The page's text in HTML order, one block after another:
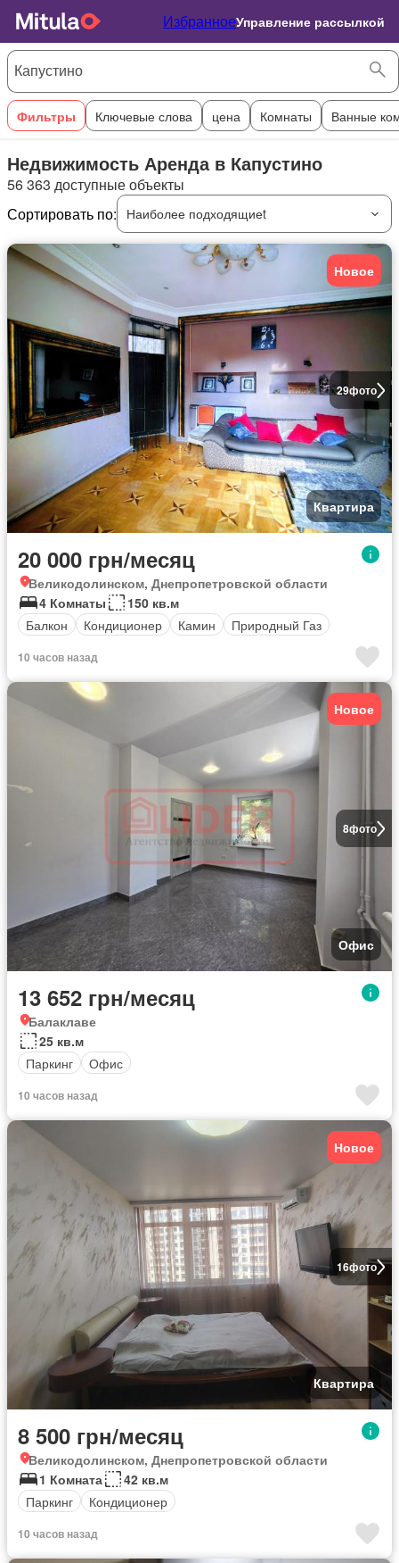
ИзбранноеУправление рассылкой
Фильтры Ключевые слова цена Комнаты Ванные
Недвижимость Аренда в Капустино
56 363 доступные объекты
Сортировать по:
Наиболее подходящиеt
29фото
Новое
Квартира
20 000 грн/месяц
Великодолинском, Днепропетровской области
4 Комнаты
150 кв.м
Балкон
Кондиционер Камин Природный Газ
10 часов назад
8фото
Новое
Офис
13 652 грн/месяц
Балаклаве
25 кв.м
Паркинг
Офис
10 часов назад
16фото
Новое
Квартира
8 500 грн/месяц
Великодолинском, Днепропетровской области
1 Комната
42 кв.м
Паркинг
Кондиционер
10 часов назад